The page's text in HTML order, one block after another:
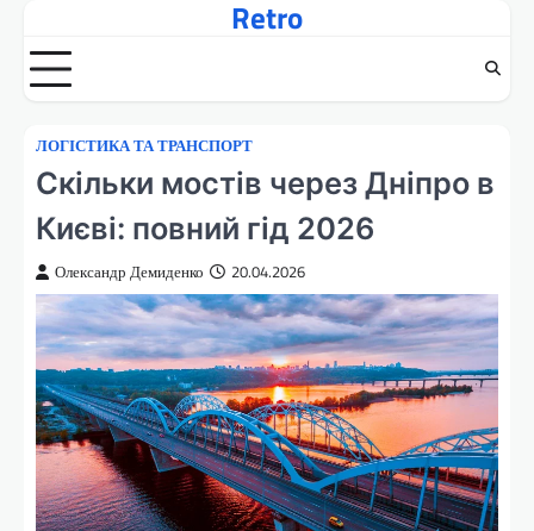
вмісту
Retro
ЛОГІСТИКА ТА ТРАНСПОРТ
Скільки мостів через Дніпро в
Києві: повний гід 2026
Олександр Демиденко 20.04.2026